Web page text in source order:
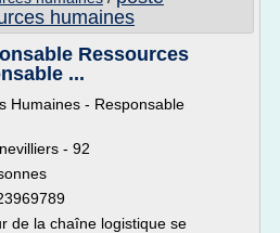
humaines
Ressources
...
Humaines - Responsable
- 92
de la chaîne logistique se